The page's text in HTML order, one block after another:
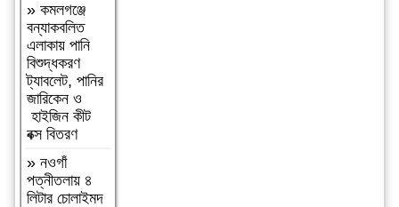
»কমলগঞ্জে
বন্যাকবলিত
এলাকায় পানি
বিশুদ্ধকরণ
ট্যাবলেট, পানির
জারিকেন ও
হাইজিন কীট
বক্স বিতরণ
»নওগাঁ
পত্নীতলায় ৪
লিটার চোলাইমদ